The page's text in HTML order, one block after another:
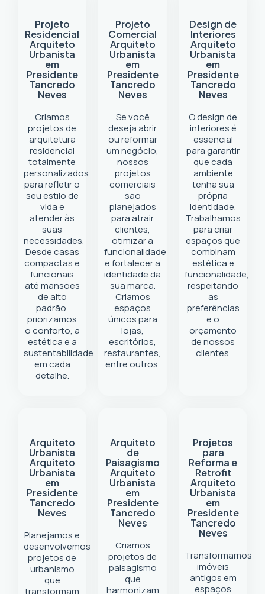
Projeto
Residencial
Arquiteto
Urbanista
em
Presidente
Tancredo
Neves
Criamos
projetos de
arquitetura
residencial
totalmente
personalizados
para refletir o
seu estilo de
vida e
atender às
suas
necessidades.
Desde casas
compactas e
funcionais
até mansões
de alto
padrão,
priorizamos
o conforto, a
estética e a
sustentabilidade
em cada
detalhe.
Projeto
Comercial
Arquiteto
Urbanista
em
Presidente
Tancredo
Neves
Se você
deseja abrir
ou reformar
um negócio,
nossos
projetos
comerciais
são
planejados
para atrair
clientes,
otimizar a
funcionalidade
e fortalecer a
identidade da
sua marca.
Criamos
espaços
únicos para
lojas,
escritórios,
restaurantes,
entre outros.
Design de
Interiores
Arquiteto
Urbanista
em
Presidente
Tancredo
Neves
O design de
interiores é
essencial
para garantir
que cada
ambiente
tenha sua
própria
identidade.
Trabalhamos
para criar
espaços que
combinam
estética e
funcionalidade,
respeitando
as
preferências
e o
orçamento
de nossos
clientes.
Arquiteto
Urbanista
Arquiteto
Urbanista
em
Presidente
Tancredo
Neves
Planejamos e
desenvolvemos
projetos de
urbanismo
que
transformam
Arquiteto
de
Paisagismo
Arquiteto
Urbanista
em
Presidente
Tancredo
Neves
Criamos
projetos de
paisagismo
que
harmonizam
Projetos
para
Reforma e
Retrofit
Arquiteto
Urbanista
em
Presidente
Tancredo
Neves
Transformamos
imóveis
antigos em
espaços